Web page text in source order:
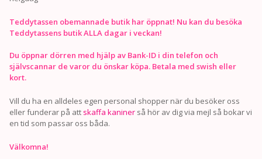
Teddytassen obemannade butik har öppnat! Nu kan du besöka
Teddytassens butik ALLA dagar i veckan!
Du öppnar dörren med hjälp av Bank-ID i din telefon och
självscannar de varor du önskar köpa. Betala med swish eller
kort.
Vill du ha en alldeles egen personal shopper när du besöker oss
eller funderar på att skaffa kaniner så hör av dig via mejl så bokar vi
en tid som passar oss båda.
Välkomna!